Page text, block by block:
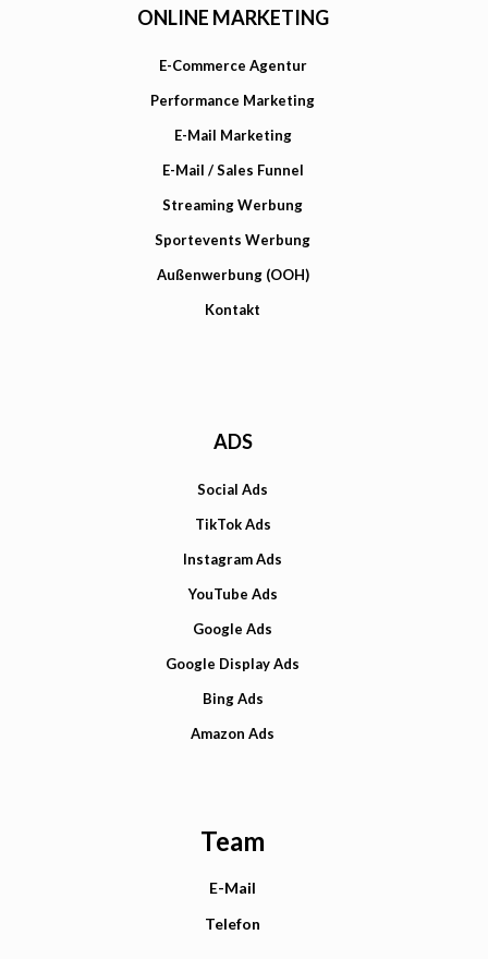
ONLINE MARKETING
E-Commerce Agentur
Performance Marketing
E-Mail Marketing
E-Mail / Sales Funnel
Streaming Werbung
Sportevents Werbung
Außenwerbung (OOH)
Kontakt
ADS
Social Ads
TikTok Ads
Instagram Ads
YouTube Ads
Google Ads
Google Display Ads
Bing Ads
Amazon Ads
Team
E-Mail
Telefon